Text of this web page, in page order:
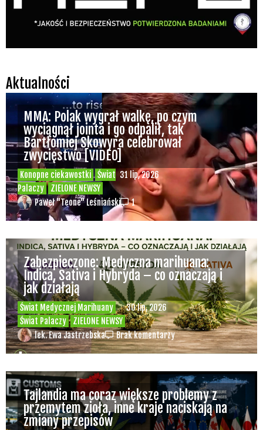
Aktualności
Konopne ciekawostki
Świat
Palaczy
ZIELONE NEWSY
31 lip, 2026
MMA: Polak wygrał walkę, po czym
wyciągnął jointa i go odpalił, tak
Bartłomiej Skowyra celebrował
zwycięstwo [VIDEO]
Paweł "Teone" Leśniański 1
Świat Medycznej Marihuany
Świat Palaczy
ZIELONE NEWSY
30 lip, 2026
Zabezpieczone: Medyczna marihuana:
Indica, Sativa i Hybryda – co oznaczają i
jak działają
lek. Ewa Jastrzebska Brak komentarzy
Tajlandia ma coraz większe problemy z
przemytem zioła, inne kraje naciskają na
zmiany przepisów